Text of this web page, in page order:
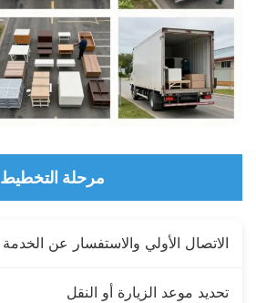
مرحلة التخطيط
الاتصال الأولي والاستفسار عن الخدمة
تحديد موعد الزيارة أو النقل